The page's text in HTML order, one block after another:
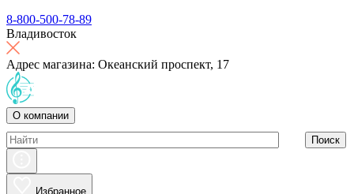
8-800-500-78-89
Владивосток
Адрес магазина: Океанский проспект, 17
О компании
Поиск
Избранное